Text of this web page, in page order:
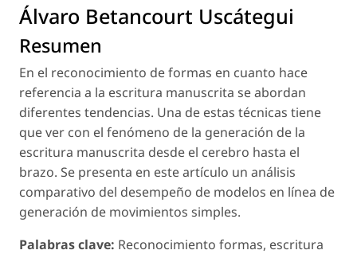
Álvaro Betancourt Uscátegui
Resumen
En el reconocimiento de formas en cuanto hace
referencia a la escritura manuscrita se abordan
diferentes tendencias. Una de estas técnicas tiene
que ver con el fenómeno de la generación de la
escritura manuscrita desde el cerebro hasta el
brazo. Se presenta en este artículo un análisis
comparativo del desempeño de modelos en línea de
generación de movimientos simples.
Palabras clave: Reconocimiento formas, escritura